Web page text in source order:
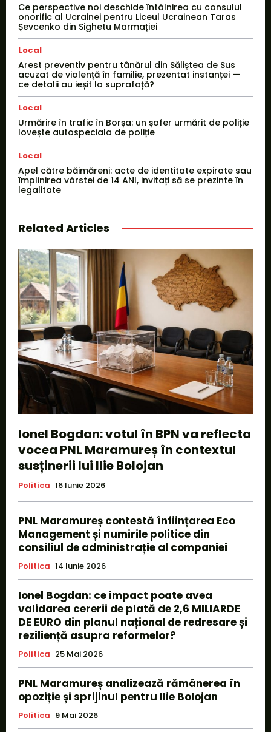
Ce perspective noi deschide întâlnirea cu consulul
onorific al Ucrainei pentru Liceul Ucrainean Taras
Șevcenko din Sighetu Marmației
Local
Arest preventiv pentru tânărul din Săliștea de Sus
acuzat de violență în familie, prezentat instanței —
ce detalii au ieșit la suprafață?
Local
Urmărire în trafic în Borșa: un șofer urmărit de poliție
lovește autospeciala de poliție
Local
Apel către băimăreni: acte de identitate expirate sau
împlinirea vârstei de 14 ANI, invitați să se prezinte în
legalitate
Related Articles
Ionel Bogdan: votul în BPN va reflecta
vocea PNL Maramureș în contextul
susținerii lui Ilie Bolojan
Politica 16 Iunie 2026
PNL Maramureș contestă înființarea Eco
Management și numirile politice din
consiliul de administrație al companiei
Politica 14 Iunie 2026
Ionel Bogdan: ce impact poate avea
validarea cererii de plată de 2,6 MILIARDE
DE EURO din planul național de redresare și
reziliență asupra reformelor?
Politica 25 Mai 2026
PNL Maramureș analizează rămânerea în
opoziție și sprijinul pentru Ilie Bolojan
Politica 9 Mai 2026